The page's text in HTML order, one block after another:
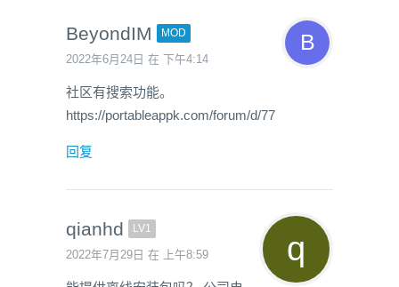
BeyondIM MOD
2022年6月24日 在 下午4:14
社区有搜索功能。
https://portableappk.com/forum/d/77
回复
qianhd LV1
2022年7月29日 在 上午8:59